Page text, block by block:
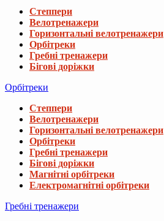
Степпери
Велотренажери
Горизонтальні велотренажери
Орбітреки
Гребні тренажери
Бігові доріжки
Орбітреки
Степпери
Велотренажери
Горизонтальні велотренажери
Орбітреки
Гребні тренажери
Бігові доріжки
Магнітні орбітреки
Електромагнітні орбітреки
Гребні тренажери